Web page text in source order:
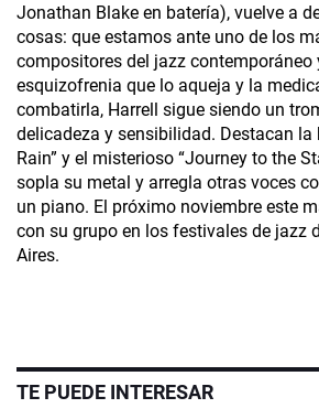
Jonathan Blake en batería), vuelve a
cosas: que estamos ante uno de los
compositores del jazz contemporáneo
esquizofrenia que lo aqueja y la
combatirla, Harrell sigue siendo un
delicadeza y sensibilidad. Destacan la
Rain” y el misterioso “Journey to the
sopla su metal y arregla otras voces
un piano. El próximo noviembre este
con su grupo en los festivales de jazz
Aires.
TE PUEDE INTERESAR